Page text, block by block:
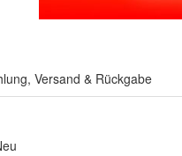
Versand & Rückgabe